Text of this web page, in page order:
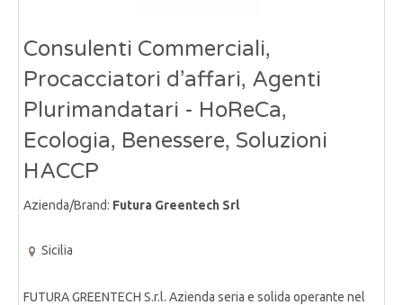
Consulenti Commerciali,
Procacciatori d’affari, Agenti
Plurimandatari - HoReCa,
Ecologia, Benessere, Soluzioni
HACCP
Azienda/Brand: Futura Greentech Srl
Sicilia
FUTURA GREENTECH S.r.l. Azienda seria e solida operante nel